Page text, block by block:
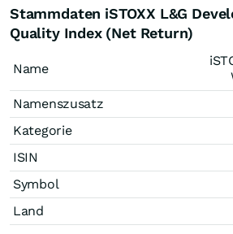
Stammdaten iSTOXX L&G
Quality Index (Net Return)
Name
Namenszusatz
Kategorie
ISIN
Symbol
Land